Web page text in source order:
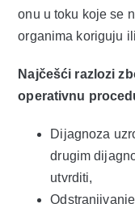
onu u toku koje se
organima koriguju
Najčešći razlozi
operativnu
Dijagnoza
drugim
utvrditi,